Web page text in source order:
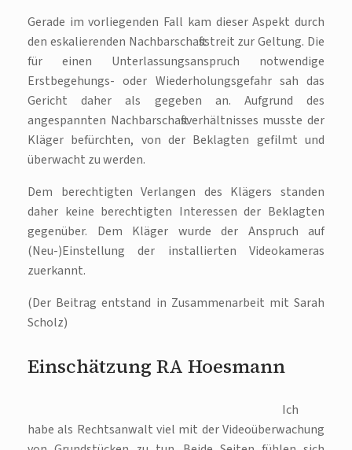
Gerade im vorliegenden Fall kam dieser Aspekt durch
den eskalierenden Nachbarschaftsstreit zur Geltung. Die
für einen Unterlassungsanspruch notwendige
Erstbegehungs- oder Wiederholungsgefahr sah das
Gericht daher als gegeben an. Aufgrund des
angespannten Nachbarschaftsverhältnisses musste der
Kläger befürchten, von der Beklagten gefilmt und
überwacht zu werden.
Dem berechtigten Verlangen des Klägers standen
daher keine berechtigten Interessen der Beklagten
gegenüber. Dem Kläger wurde der Anspruch auf
(Neu-)Einstellung der installierten Videokameras
zuerkannt.
(Der Beitrag entstand in Zusammenarbeit mit Sarah
Scholz)
Einschätzung RA Hoesmann
Ich
habe als Rechtsanwalt viel mit der Videoüberwachung